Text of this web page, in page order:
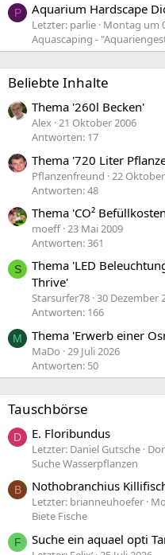
P Aquarium Hardscape
Letzter: parlie Montag um
Aquascaping -
Beliebte Inhalte
Thema '260l Becken'
Alex 21 Oktober 2006
Antworten: 17
Thema '720 Liter
Pflanzenfreund 22
Antworten: 48
Thema 'CO²
moeff 23 Mai 2009
Antworten: 361
S
Thema 'LED
Thrive'
Starsurfer78 30 Dezember
Antworten: 166
M Thema 'Erwerb einer
MaDo 29 Juli 2026
Antworten: 50
Tauschbörse
D E. Floribundus
Letzter: Daniel Gutsche
Suche Wasserpflanzen
B Nothobranchius
Letzter: brianneuhoefer
Biete Fische
F Suche ein aquael opti